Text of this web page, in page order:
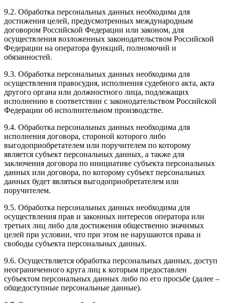
9.2. Обработка персональных данных необходима для
достижения целей, предусмотренных международным
договором Российской Федерации или законом, для
осуществления возложенных законодательством Российской
Федерации на оператора функций, полномочий и
обязанностей.
9.3. Обработка персональных данных необходима для
осуществления правосудия, исполнения судебного акта, акта
другого органа или должностного лица, подлежащих
исполнению в соответствии с законодательством Российской
Федерации об исполнительном производстве.
9.4. Обработка персональных данных необходима для
исполнения договора, стороной которого либо
выгодоприобретателем или поручителем по которому
является субъект персональных данных, а также для
заключения договора по инициативе субъекта персональных
данных или договора, по которому субъект персональных
данных будет являться выгодоприобретателем или
поручителем.
9.5. Обработка персональных данных необходима для
осуществления прав и законных интересов оператора или
третьих лиц либо для достижения общественно значимых
целей при условии, что при этом не нарушаются права и
свободы субъекта персональных данных.
9.6. Осуществляется обработка персональных данных, доступ
неограниченного круга лиц к которым предоставлен
субъектом персональных данных либо по его просьбе (далее –
общедоступные персональные данные).